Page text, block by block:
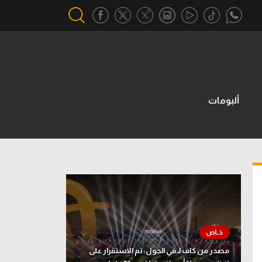
تحقيق في الجول
حكايات في الجول
كويز في الجول
فيديو في الجول
ألبومات
مصدر من كاف لـ في الجول: تم الاستقرار على